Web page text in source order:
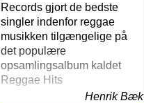
Records gjort de bedste
singler indenfor reggae
musikken tilgængelige på
det populære
opsamlingsalbum kaldet
Reggae Hits
Henrik Bæk